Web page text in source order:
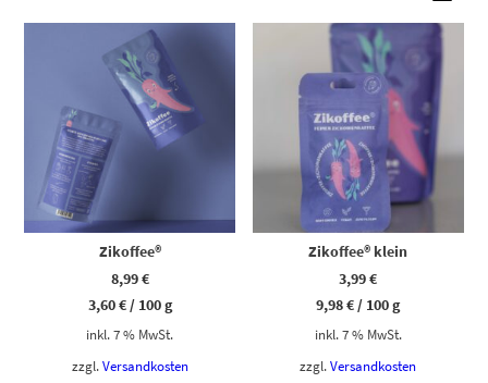
Zikoffee®
8,99€
3,60€/ 100g
inkl. 7 % MwSt.
zzgl. Versandkosten
Zikoffee® klein
3,99€
9,98€/ 100g
inkl. 7 % MwSt.
zzgl.Versandkosten